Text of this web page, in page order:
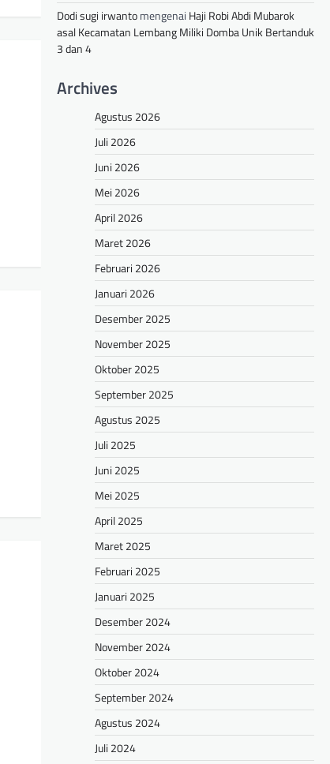
Dodi sugi irwantomengenai Haji Robi Abdi Mubarok
asal Kecamatan Lembang Miliki Domba Unik Bertanduk
3 dan 4
Archives
Agustus 2026
Juli 2026
Juni 2026
Mei 2026
April 2026
Maret 2026
Februari 2026
Januari 2026
Desember 2025
November 2025
Oktober 2025
September 2025
Agustus 2025
Juli 2025
Juni 2025
Mei 2025
April 2025
Maret 2025
Februari 2025
Januari 2025
Desember 2024
November 2024
Oktober 2024
September 2024
Agustus 2024
Juli 2024